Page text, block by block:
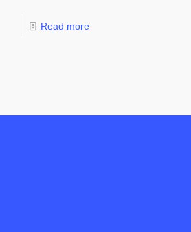
Read more